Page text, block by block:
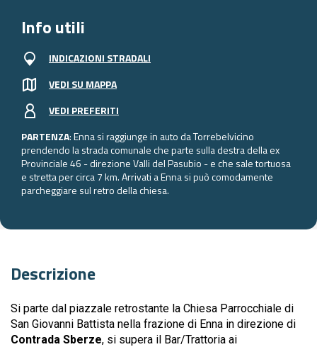
Descrizione
Si parte dal piazzale retrostante la Chiesa Parrocchiale di
San Giovanni Battista nella frazione di Enna in direzione di
Contrada Sberze, si supera il Bar/Trattoria ai
Info utili
INDICAZIONI STRADALI
VEDI SU MAPPA
VEDI PREFERITI
PARTENZA: Enna si raggiunge in auto da Torrebelvicino
prendendo la strada comunale che parte sulla destra della ex
Provinciale 46 - direzione Valli del Pasubio - e che sale tortuosa
e stretta per circa 7 km. Arrivati a Enna si può comodamente
parcheggiare sul retro della chiesa.